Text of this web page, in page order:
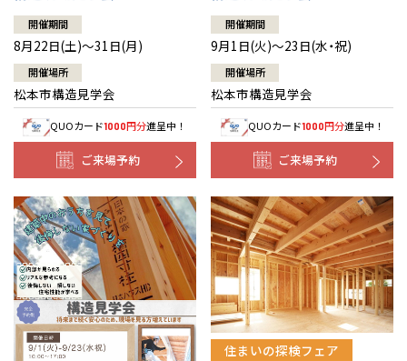
開催期間
8月22日(土)～31日(月)
開催場所
松本市構造見学会
QUOカード1000円分進呈中！
ご来場予約
開催期間
9月1日(火)～23日(水・祝)
開催場所
松本市構造見学会
QUOカード1000円分進呈中！
ご来場予約
住まいの探検フェア